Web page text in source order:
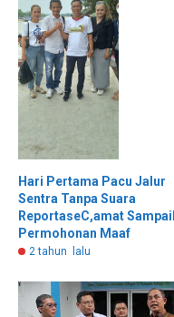
Hari Pertama Pacu Jalur
Sentra Tanpa Suara
ReportaseC,amat
Permohonan Maaf
2 tahun lalu